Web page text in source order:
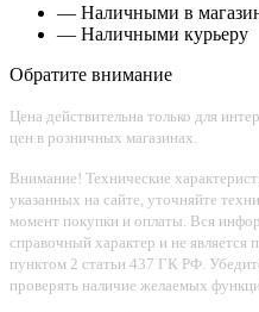
— Наличными в
— Наличными курьеру
Обратите внимание
Цена действительна только для
цен в розничных магазинах.
Внимание! Технические
указанных на сайте, уточняйте
момент покупки и оплаты. Вся
справочный характер и не является
пунктом 2 статьи 437 ГК РФ.
проверять наличие желаемых